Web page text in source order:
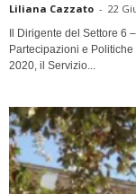
Liliana Cazzato - 22
Il Dirigente del Settore 6
Partecipazioni e
2020, il Servizio...